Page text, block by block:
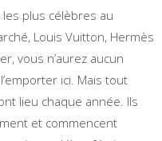
plus célèbres au
Louis Vuitton, Hermès
vous n’aurez aucun
ici. Mais tout
lieu chaque année. Ils
et commencent